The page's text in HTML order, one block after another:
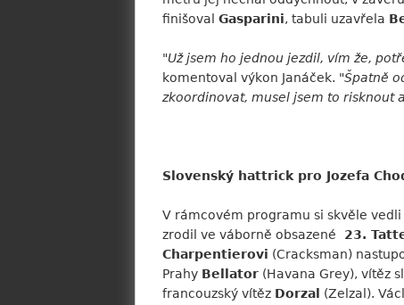
finišoval Gasparini, tabuli uzavřela
"Už jsem ho jednou jezdil, vím že,
komentoval výkon Janáček. "Špatně
zkoordinovat, musel jsem to risknout
Slovenský hattrick pro Jozefa
V rámcovém programu si skvěle
zrodil ve váborně obsazené
23.
Charpentierovi (Cracksman)
Prahy Bellator (Havana Grey), vítěz
francouzský vítěz Dorzal
(Zelzal).